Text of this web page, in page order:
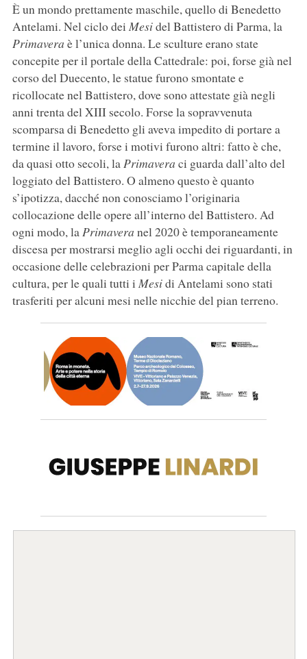
È un mondo prettamente maschile, quello di Benedetto
Antelami. Nel ciclo dei Mesidel Battistero di Parma, la
Primavera è l’unica donna. Le sculture erano state
concepite per il portale della Cattedrale: poi, forse già nel
corso del Duecento, le statue furono smontate e
ricollocate nel Battistero, dove sono attestate già negli
anni trenta del XIII secolo. Forse la sopravvenuta
scomparsa di Benedetto gli aveva impedito di portare a
termine il lavoro, forse i motivi furono altri: fatto è che,
da quasi otto secoli, laPrimavera ci guarda dall’alto del
loggiato del Battistero. O almeno questo è quanto
s’ipotizza, dacché non conosciamo l’originaria
collocazione delle opere all’interno del Battistero. Ad
ogni modo, laPrimavera nel 2020 è temporaneamente
discesa per mostrarsi meglio agli occhi dei riguardanti, in
occasione delle celebrazioni per Parma capitale della
cultura, per le quali tutti i Mesidi Antelami sono stati
trasferiti per alcuni mesi nelle nicchie del pian terreno.